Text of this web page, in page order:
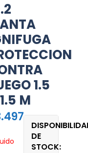
1.5
M
DE
STOCK: